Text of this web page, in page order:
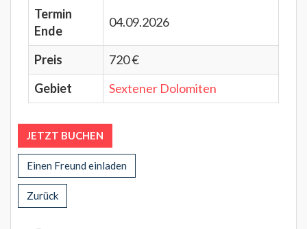
Termin
Ende
04.09.2026
Preis
720 €
Gebiet
Sextener Dolomiten
JETZT BUCHEN
Einen Freund einladen
Zurück